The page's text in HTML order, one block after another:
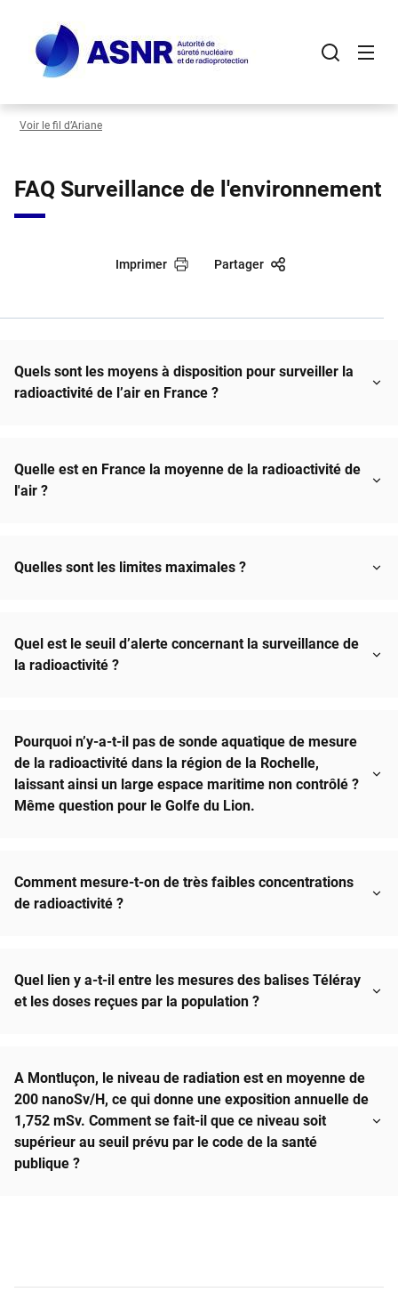
contenu
principal
Voir le fil d’Ariane
FAQ Surveillance de l'environnement
Imprimer Partager
Quels sont les moyens à disposition pour surveiller la
radioactivité de l’air en France ?
Quelle est en France la moyenne de la radioactivité de
l'air ?
Quelles sont les limites maximales ?
Quel est le seuil d’alerte concernant la surveillance de
la radioactivité ?
Pourquoi n’y-a-t-il pas de sonde aquatique de mesure
de la radioactivité dans la région de la Rochelle,
laissant ainsi un large espace maritime non contrôlé ?
Même question pour le Golfe du Lion.
Comment mesure-t-on de très faibles concentrations
de radioactivité ?
Quel lien y a-t-il entre les mesures des balises Téléray
et les doses reçues par la population ?
A Montluçon, le niveau de radiation est en moyenne de
200 nanoSv/H, ce qui donne une exposition annuelle de
1,752 mSv. Comment se fait-il que ce niveau soit
supérieur au seuil prévu par le code de la santé
publique ?